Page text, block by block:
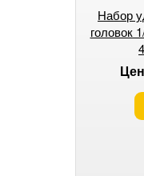
Набор
головок